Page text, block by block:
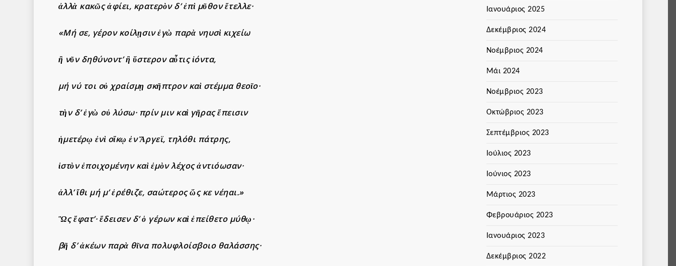
ἀλλὰ κακῶς ἀφίει, κρατερὸν δ’ ἐπὶ μῦθον ἔτελλε·
«Μή σε, γέρον κοίλῃσιν ἐγὼ παρὰ νηυσὶ κιχείω
ἢ νῦν δηθύνοντ’ ἢ ὕστερον αὖτις ἰόντα,
μή νύ τοι οὐ χραίσμῃ σκῆπτρον καὶ στέμμα θεοῖο·
τὴν δ’ ἐγὼ οὐ λύσω· πρίν μιν καὶ γῆρας ἔπεισιν
ἡμετέρῳ ἐνὶ οἴκῳ ἐν Ἄργεϊ, τηλόθι πάτρης,
ἱστὸν ἐποιχομένην καὶ ἐμὸν λέχος ἀντιόωσαν·
ἀλλ’ ἴθι μή μ’ ἐρέθιζε, σαώτερος ὥς κε νέηαι.»
Ὣς ἔφατ’· ἔδεισεν δ’ ὁ γέρων καὶ ἐπείθετο μύθῳ·
βῆ δ’ ἀκέων παρὰ θῖνα πολυφλοίσβοιο θαλάσσης·
Ιανουάριος 2025
Δεκέμβριος 2024
Νοέμβριος 2024
Μάι 2024
Νοέμβριος 2023
Οκτώβριος 2023
Σεπτέμβριος 2023
Ιούλιος 2023
Ιούνιος 2023
Μάρτιος 2023
Φεβρουάριος 2023
Ιανουάριος 2023
Δεκέμβριος 2022